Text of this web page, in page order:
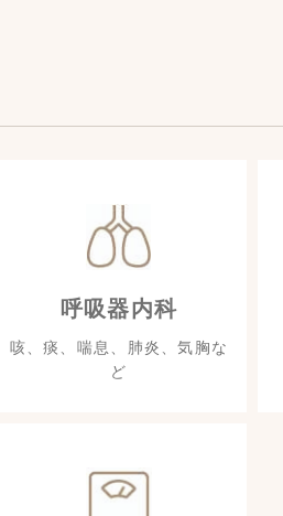
呼吸器内科
咳、痰、喘息、肺炎、気胸な
ど